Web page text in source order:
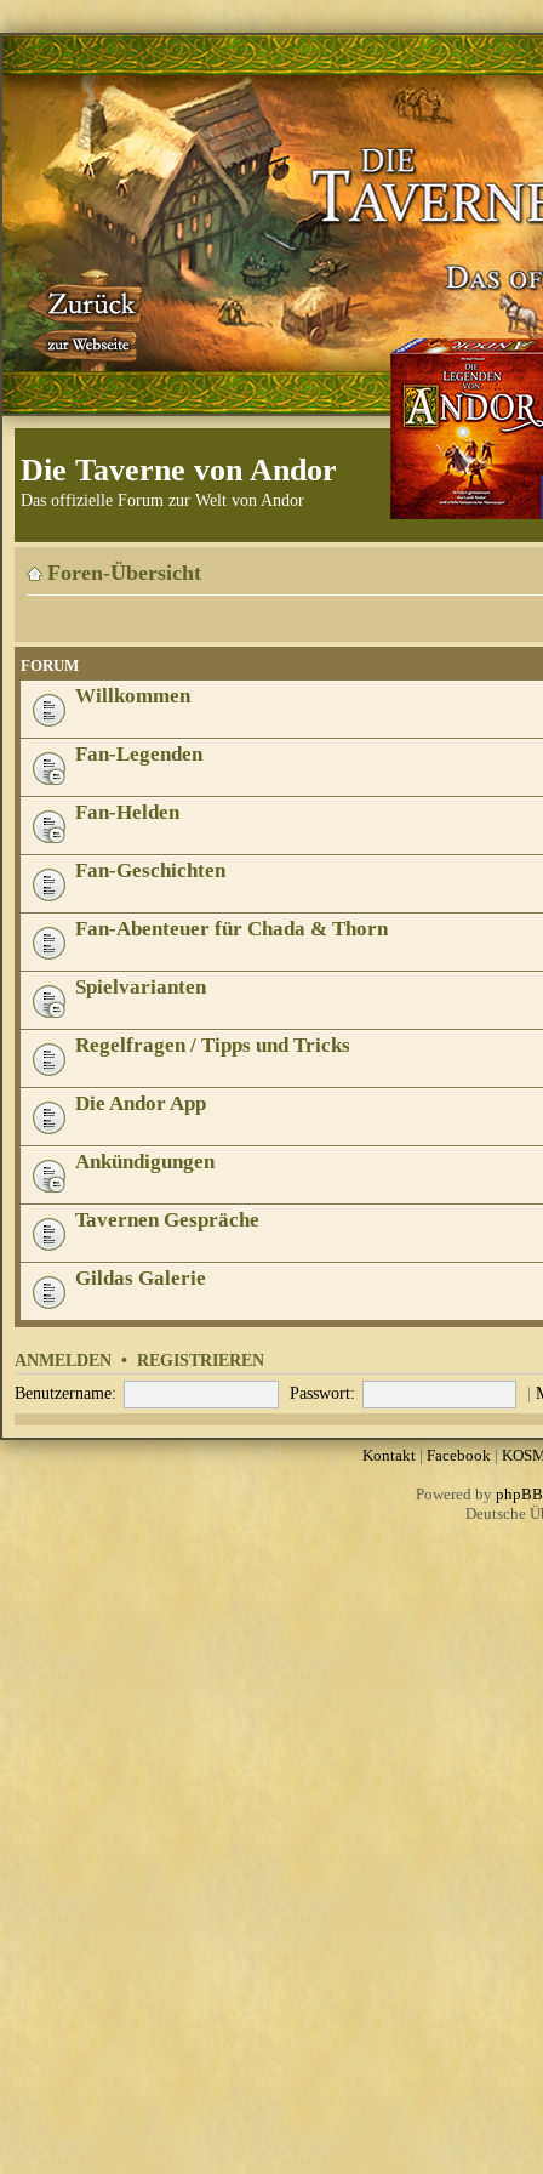
Die Taverne von Andor
Das offizielle Forum zur Welt von Andor
Foren-Übersicht
FORUM
Willkommen
Fan-Legenden
Fan-Helden
Fan-Geschichten
Fan-Abenteuer für Chada & Thorn
Spielvarianten
Regelfragen / Tipps und Tricks
Die Andor App
Ankündigungen
Tavernen Gespräche
Gildas Galerie
ANMELDEN • REGISTRIEREN
Benutzername: Passwort: |
Kontakt| Facebook|
Powered by phpBB
Deutsche